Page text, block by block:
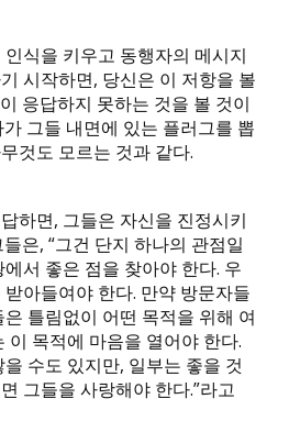
식을 키우고 동행자의 메시지
시작하면, 당신은 이 저항을 볼
응답하지 못하는 것을 볼 것이
그들 내면에 있는 플러그를 뽑
것도 모르는 것과 같다.
하면, 그들은 자신을 진정시키
은, “그건 단지 하나의 관점일
서 좋은 점을 찾아야 한다. 우
아들여야 한다. 만약 방문자들
틀림없이 어떤 목적을 위해 여
이 목적에 마음을 열어야 한다.
수도 있지만, 일부는 좋을 것
그들을 사랑해야 한다.”라고